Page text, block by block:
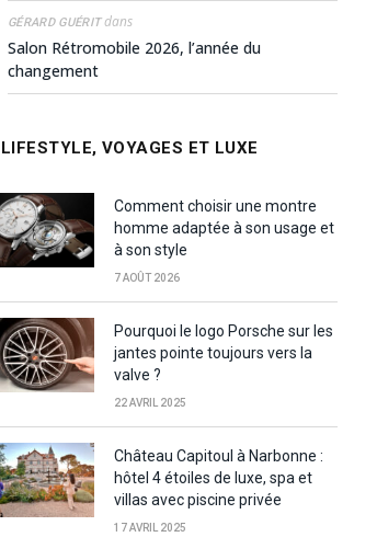
GÉRARD GUÉRITdans
Salon Rétromobile 2026, l’année du
changement
LIFESTYLE, VOYAGES ET LUXE
Comment choisir une montre
homme adaptée à son usage et
à son style
7 AOÛT 2026
Pourquoi le logo Porsche sur les
jantes pointe toujours vers la
valve ?
22 AVRIL 2025
Château Capitoul à Narbonne :
hôtel 4 étoiles de luxe, spa et
villas avec piscine privée
17 AVRIL 2025